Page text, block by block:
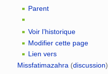
Parent
Voir l’historique
Modifier cette page
Lien vers
Missfatimazahra (discussion)